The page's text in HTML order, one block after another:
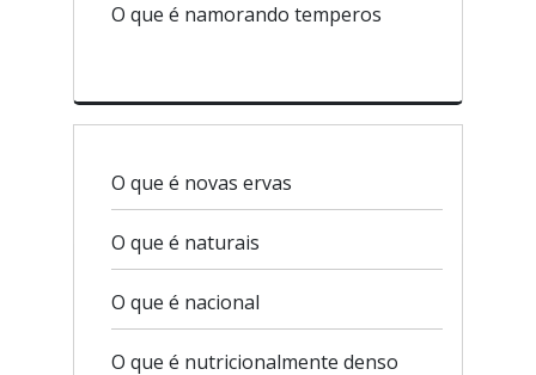
O que é namorando temperos
O que é novas ervas
O que é naturais
O que é nacional
O que é nutricionalmente denso